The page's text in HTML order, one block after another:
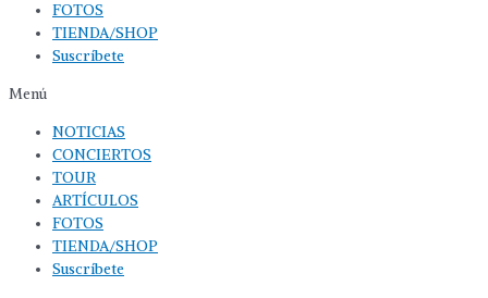
FOTOS
TIENDA/SHOP
Suscríbete
Menú
NOTICIAS
CONCIERTOS
TOUR
ARTÍCULOS
FOTOS
TIENDA/SHOP
Suscríbete